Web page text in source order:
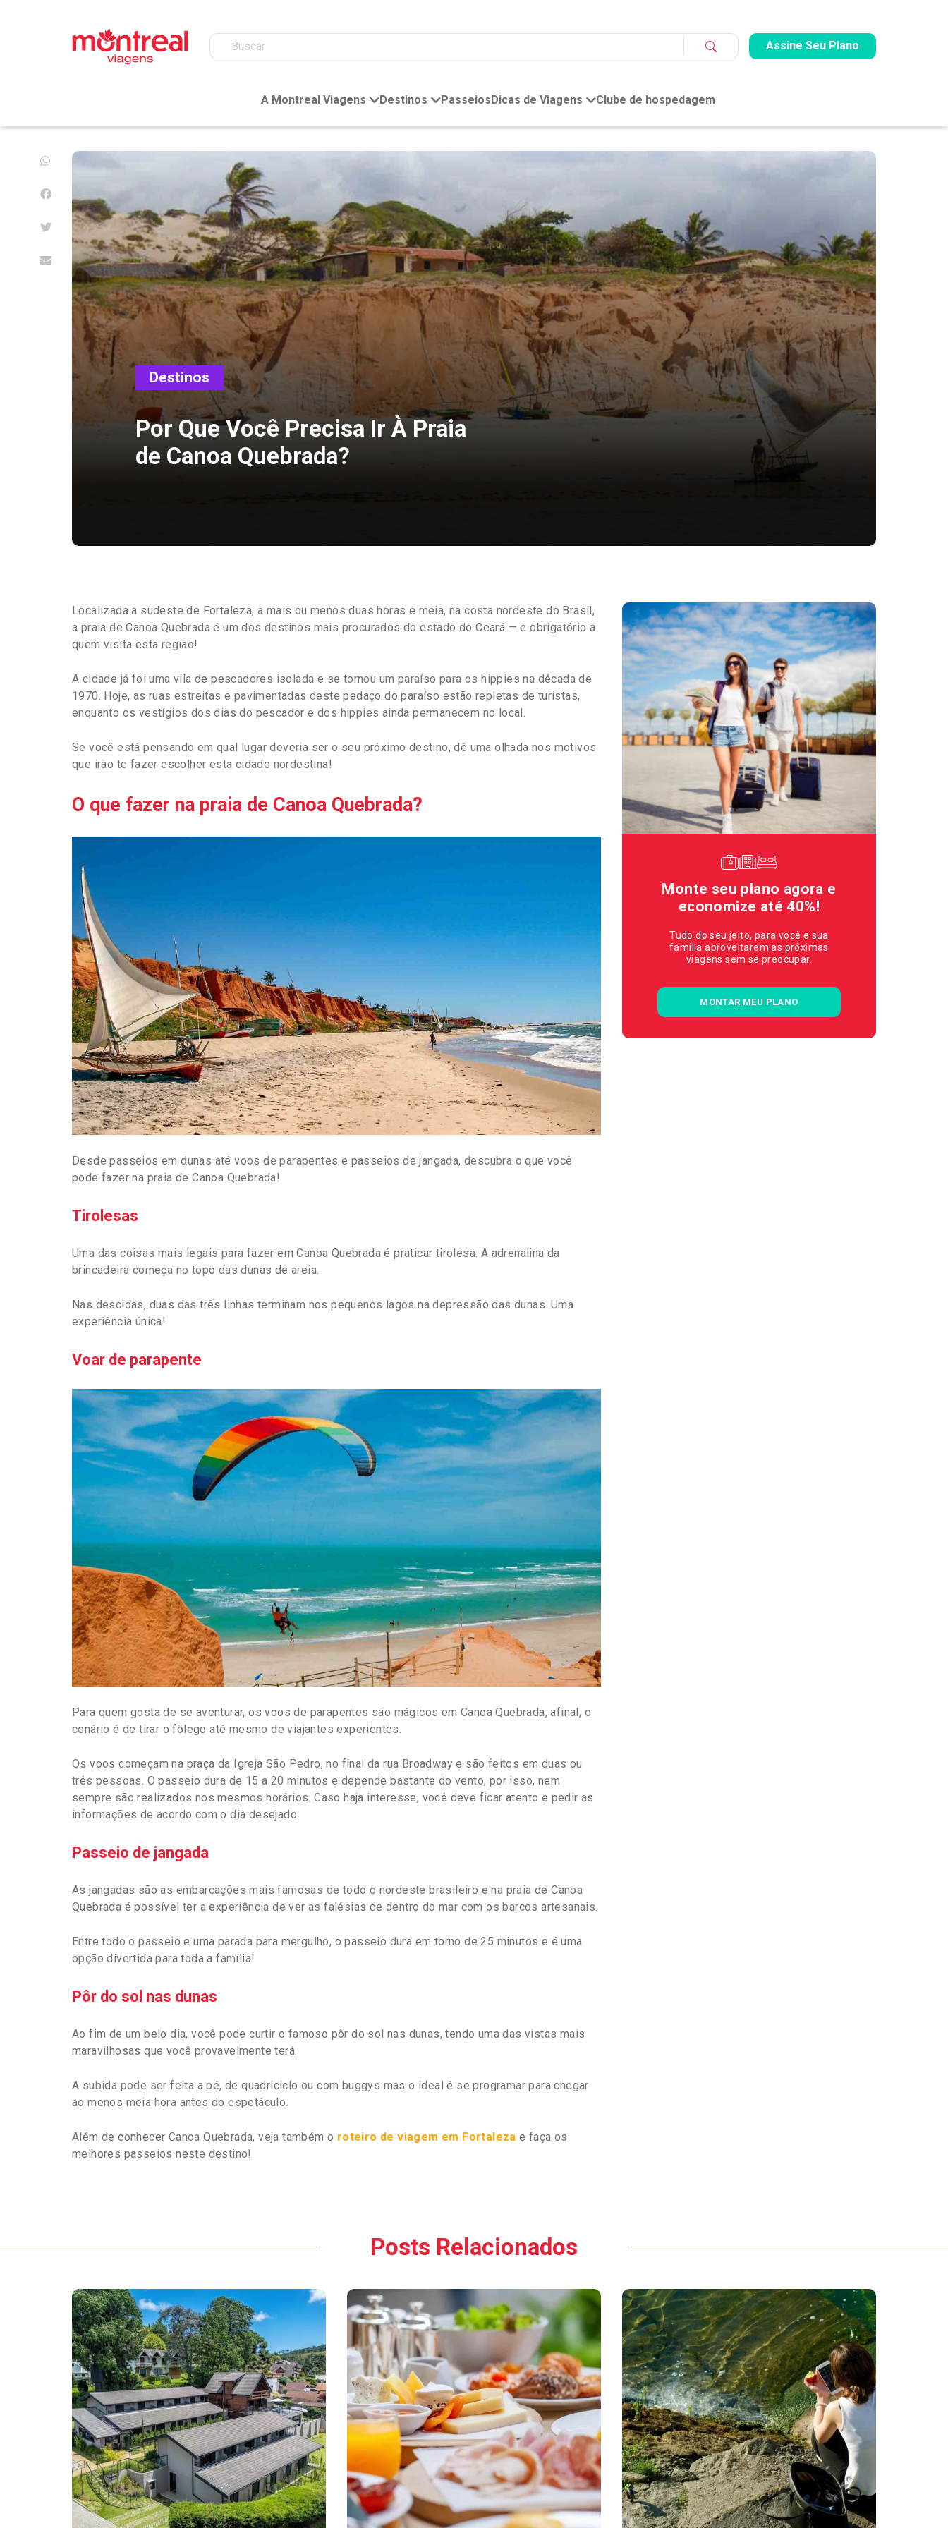
Assine Seu Plano
A Montreal Viagens Destinos Passeios Dicas de Viagens Clube de hospedagem
Destinos
Por Que Você Precisa Ir À Praia
de Canoa Quebrada?
Localizada a sudeste de Fortaleza, a mais ou menos duas horas e meia, na costa nordeste do Brasil,
a praia de Canoa Quebrada é um dos destinos mais procurados do estado do Ceará — e obrigatório a
quem visita esta região!
A cidade já foi uma vila de pescadores isolada e se tornou um paraíso para os hippies na década de
1970. Hoje, as ruas estreitas e pavimentadas deste pedaço do paraíso estão repletas de turistas,
enquanto os vestígios dos dias do pescador e dos hippies ainda permanecem no local.
Se você está pensando em qual lugar deveria ser o seu próximo destino, dê uma olhada nos motivos
que irão te fazer escolher esta cidade nordestina!
O que fazer na praia de Canoa Quebrada?
Desde passeios em dunas até voos de parapentes e passeios de jangada, descubra o que você
pode fazer na praia de Canoa Quebrada!
Tirolesas
Uma das coisas mais legais para fazer em Canoa Quebrada é praticar tirolesa. A adrenalina da
brincadeira começa no topo das dunas de areia.
Nas descidas, duas das três linhas terminam nos pequenos lagos na depressão das dunas. Uma
experiência única!
Voar de parapente
Para quem gosta de se aventurar, os voos de parapentes são mágicos em Canoa Quebrada, afinal, o
cenário é de tirar o fôlego até mesmo de viajantes experientes.
Os voos começam na praça da Igreja São Pedro, no final da rua Broadway e são feitos em duas ou
três pessoas. O passeio dura de 15 a 20 minutos e depende bastante do vento, por isso, nem
sempre são realizados nos mesmos horários. Caso haja interesse, você deve ficar atento e pedir as
informações de acordo com o dia desejado.
Passeio de jangada
As jangadas são as embarcações mais famosas de todo o nordeste brasileiro e na praia de Canoa
Quebrada é possível ter a experiência de ver as falésias de dentro do mar com os barcos artesanais.
Entre todo o passeio e uma parada para mergulho, o passeio dura em torno de 25 minutos e é uma
opção divertida para toda a família!
Pôr do sol nas dunas
Ao fim de um belo dia, você pode curtir o famoso pôr do sol nas dunas, tendo uma das vistas mais
maravilhosas que você provavelmente terá.
A subida pode ser feita a pé, de quadriciclo ou com buggys mas o ideal é se programar para chegar
ao menos meia hora antes do espetáculo.
Além de conhecer Canoa Quebrada, veja também o roteiro de viagem em Fortaleza e faça os
melhores passeios neste destino!
Monte seu plano agora e
economize até 40%!
Tudo do seu jeito, para você e sua
família aproveitarem as próximas
viagens sem se preocupar.
MONTAR MEU PLANO
Posts Relacionados